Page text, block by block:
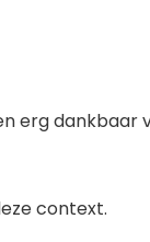
erg dankbaar
context.